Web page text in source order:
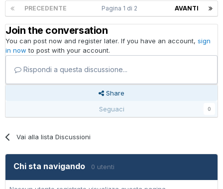
PRECEDENTE AVANTI
Pagina 1 di 2
Join the conversation
You can post now and register later. If you have an account, sign
in now to post with your account.
Rispondi a questa discussione...
Share
Seguaci
0
Vai alla lista Discussioni
Chi sta navigando 0 utenti